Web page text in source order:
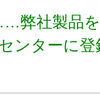
弊社製品を
ンターに